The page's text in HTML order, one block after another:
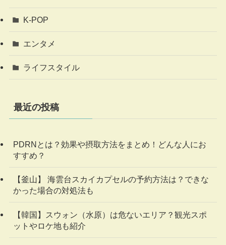
K-POP
エンタメ
ライフスタイル
最近の投稿
PDRNとは？効果や摂取方法をまとめ！どんな人にお
すすめ？
【釜山】 海雲台スカイカプセルの予約方法は？できな
かった場合の対処法も
【韓国】スウォン（水原）は危ないエリア？観光スポ
ットやロケ地も紹介